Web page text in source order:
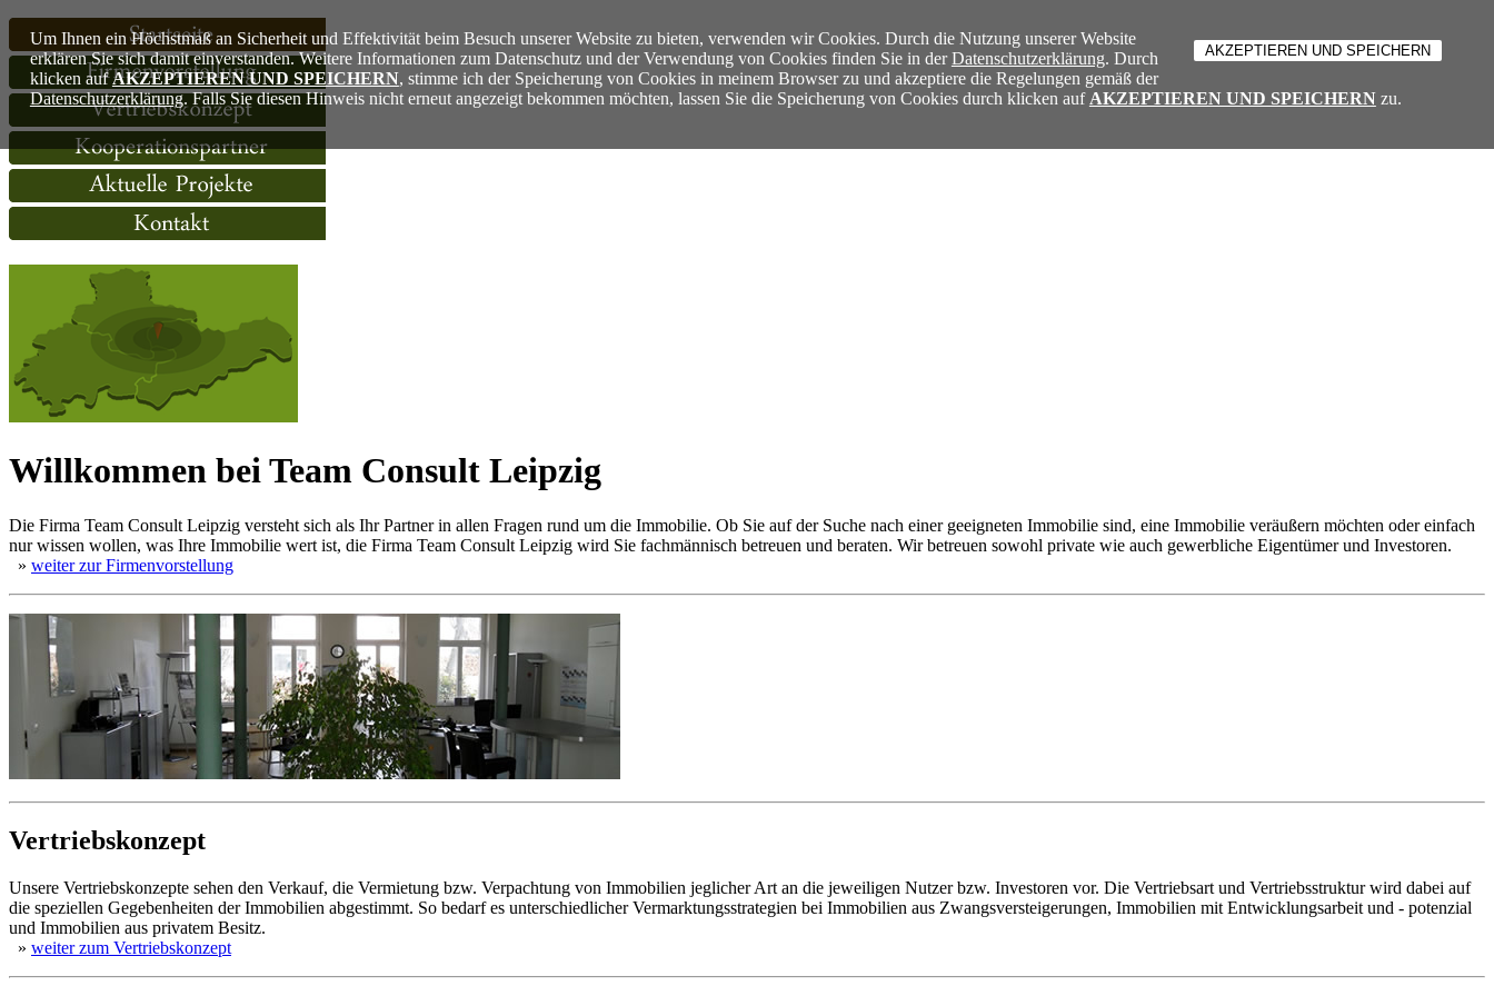
Um Ihnen ein Höchstmaß an Sicherheit und Effektivität beim Besuch unserer Website zu bieten, verwenden wir Cookies. Durch die Nutzung unserer Website
erklären Sie sich damit einverstanden. Weitere Informationen zum Datenschutz und der Verwendung von Cookies finden Sie in derDatenschutzerklärung. Durch
klicken aufAKZEPTIEREN UND SPEICHERN, stimme ich der Speicherung von Cookies in meinem Browser zu und akzeptiere die Regelungen gemäß der
Datenschutzerklärung. Falls Sie diesen Hinweis nicht erneut angezeigt bekommen möchten, lassen Sie die Speicherung von Cookies durch klicken auf AKZEPTIEREN UND SPEICHERNzu.
Willkommen bei Team Consult Leipzig
Die Firma Team Consult Leipzig versteht sich als Ihr Partner in allen Fragen rund um die Immobilie. Ob Sie auf der Suche nach einer geeigneten Immobilie sind, eine Immobilie veräußern möchten oder einfach
nur wissen wollen, was Ihre Immobilie wert ist, die Firma Team Consult Leipzig wird Sie fachmännisch betreuen und beraten. Wir betreuen sowohl private wie auch gewerbliche Eigentümer und Investoren.
» weiter zur Firmenvorstellung
Vertriebskonzept
Unsere Vertriebskonzepte sehen den Verkauf, die Vermietung bzw. Verpachtung von Immobilien jeglicher Art an die jeweiligen Nutzer bzw. Investoren vor. Die Vertriebsart und Vertriebsstruktur wird dabei auf
die speziellen Gegebenheiten der Immobilien abgestimmt. So bedarf es unterschiedlicher Vermarktungsstrategien bei Immobilien aus Zwangsversteigerungen, Immobilien mit Entwicklungsarbeit und - potenzial
und Immobilien aus privatem Besitz.
» weiter zum Vertriebskonzept